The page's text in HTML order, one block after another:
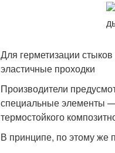
Для герметизации
эластичные проходки
Производители
специальные элементы —
термостойкого
В принципе, по этому же